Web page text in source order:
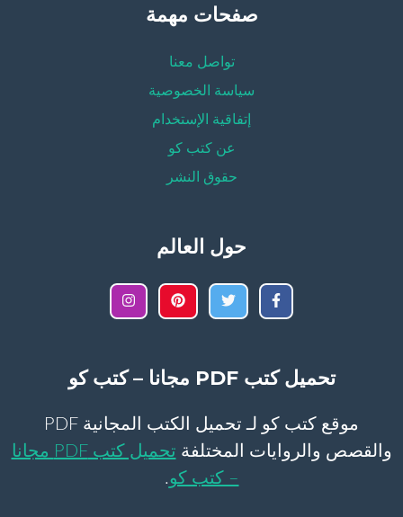
صفحات مهمة
تواصل معنا
سياسة الخصوصية
إتفاقية الإستخدام
عن كتب كو
حقوق النشر
حول العالم
تحميل كتب PDF مجانا – كتب كو
موقع كتب كو لـ تحميل الكتب المجانية PDF
والقصص والروايات المختلفة
تحميل كتب PDF مجانا
– كتب كو.